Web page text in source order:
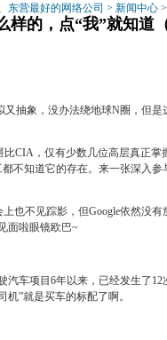
东营最好的网络公司 > 新闻中心 >
的，点“我”就知道（
抽象，没办法绕地球N圈，但是
CIA，仅有少数几位高层真正掌
不知道它的存在。来一张深入参
也不见踪影，但Google依然没有
面啦眼镜欧巴~
车项目6年以来，已经发生了12
”就是买车的标配了啊。